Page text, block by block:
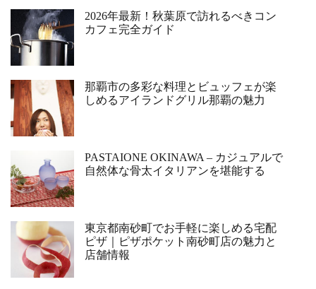
2026年最新！秋葉原で訪れるべきコン
カフェ完全ガイド
那覇市の多彩な料理とビュッフェが楽
しめるアイランドグリル那覇の魅力
PASTAIONE OKINAWA – カジュアルで
自然体な骨太イタリアンを堪能する
東京都南砂町でお手軽に楽しめる宅配
ピザ｜ピザポケット南砂町店の魅力と
店舗情報